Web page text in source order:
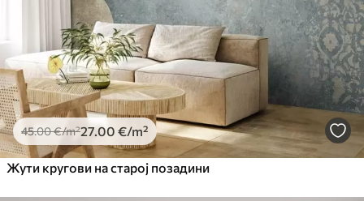
45.00€/m²27.00 €/m²
Жути кругови на старој позадини